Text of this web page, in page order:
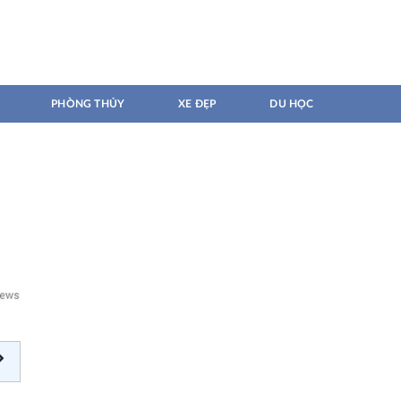
PHÒNG THỦY XE ĐẸP DU HỌC